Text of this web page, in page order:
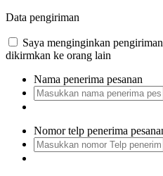
Data pengiriman
Saya menginginkan
dikirmkan ke orang lain
Nama penerima pesanan
Nomor telp penerima